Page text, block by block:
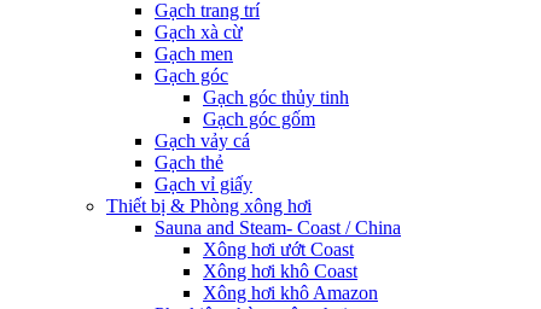
Gạch trang trí
Gạch xà cừ
Gạch men
Gạch góc
Gạch góc thủy tinh
Gạch góc gốm
Gạch vảy cá
Gạch thẻ
Gạch vỉ giấy
Thiết bị & Phòng xông hơi
Sauna and Steam- Coast / China
Xông hơi ướt Coast
Xông hơi khô Coast
Xông hơi khô Amazon